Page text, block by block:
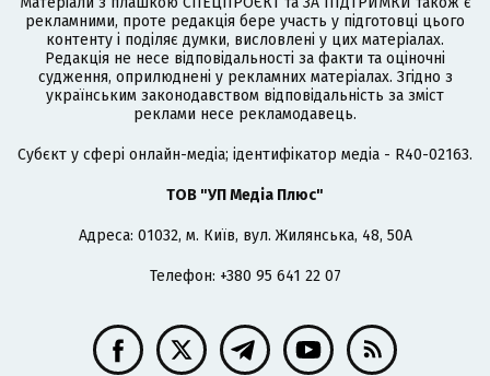
рекламними, проте редакція бере участь у підготовці цього
контенту і поділяє думки, висловлені у цих матеріалах.
Редакція не несе відповідальності за факти та оціночні
судження, оприлюднені у рекламних матеріалах. Згідно з
українським законодавством відповідальність за зміст
реклами несе рекламодавець.
Cубєкт у сфері онлайн-медіа; ідентифікатор медіа - R40-02163.
ТОВ "УП Медіа Плюс"
Адреса: 01032, м. Київ, вул. Жилянська, 48, 50А
Телефон: +380 95 641 22 07